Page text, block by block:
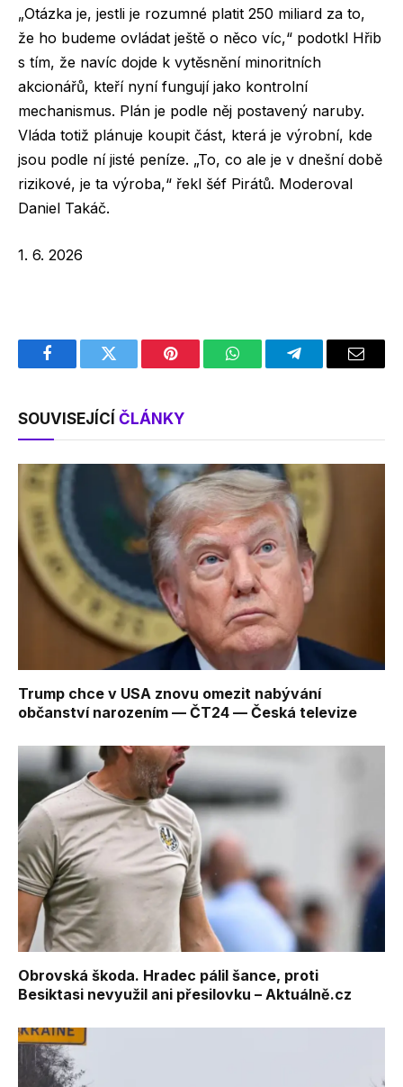
„Otázka je, jestli je rozumné platit 250 miliard za to,
že ho budeme ovládat ještě o něco víc,“ podotkl Hřib
s tím, že navíc dojde k vytěsnění minoritních
akcionářů, kteří nyní fungují jako kontrolní
mechanismus. Plán je podle něj postavený naruby.
Vláda totiž plánuje koupit část, která je výrobní, kde
jsou podle ní jisté peníze. „To, co ale je v dnešní době
rizikové, je ta výroba,“ řekl šéf Pirátů. Moderoval
Daniel Takáč.
1. 6. 2026
FacebookTwitter Pinterest WhatsAppTelegramEmail
SOUVISEJÍCÍ ČLÁNKY
Trump chce v USA znovu omezit nabývání
občanství narozením — ČT24 — Česká televize
Obrovská škoda. Hradec pálil šance, proti
Besiktasi nevyužil ani přesilovku – Aktuálně.cz